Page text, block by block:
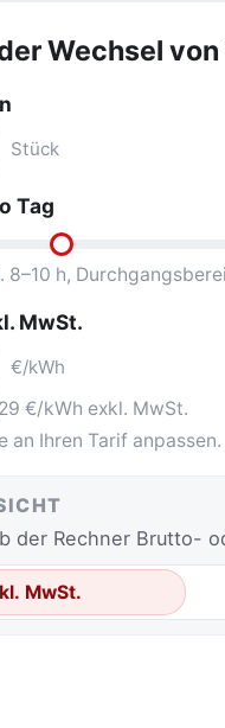
Wechsel von
Stück
Tag
8–10 h,
MwSt.
€/kWh
€/kWh exkl. MwSt.
Ihren Tarif anpassen.
der Rechner Brutto-
MwSt.